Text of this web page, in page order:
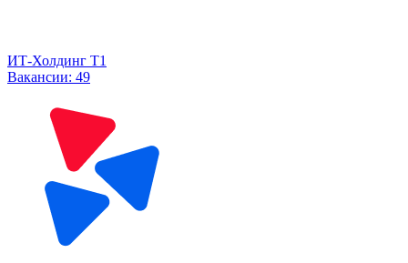
ИТ-Холдинг Т1
Вакансии: 49